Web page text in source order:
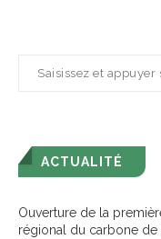
ACTUALITÉ
Ouverture de la
régional du carbone de